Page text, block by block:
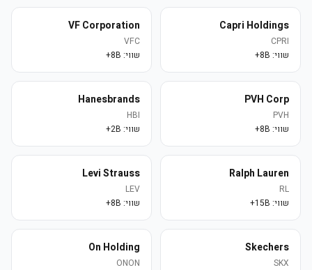
Capri Holdings
CPRI
שווי: 8B+
VF Corporation
VFC
שווי: 8B+
PVH Corp
PVH
שווי: 8B+
Hanesbrands
HBI
שווי: 2B+
Ralph Lauren
RL
שווי: 15B+
Levi Strauss
LEV
שווי: 8B+
Skechers
SKX
On Holding
ONON